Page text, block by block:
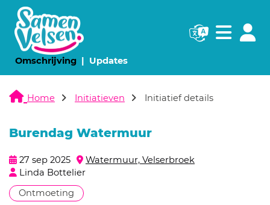
Omschrijving(huidige pagina)
Updates(huidige pagina)
Navigatie
Home Initiatieven Initiatief details
Burendag Watermuur
27 sep 2025
Watermuur, Velserbroek
Linda Bottelier
Ontmoeting